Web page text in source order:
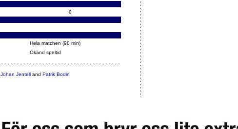
0
Hela matchen (90 min)
Okänd speltid
Johan Jentelland Patrik Bodin